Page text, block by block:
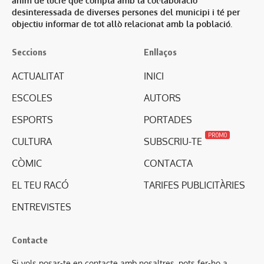
desinteressada de diverses persones del municipi i té per
objectiu informar de tot allò relacionat amb la població.
Seccions
ACTUALITAT
ESCOLES
ESPORTS
CULTURA
CÒMIC
EL TEU RACÓ
ENTREVISTES
Enllaços
INICI
AUTORS
PORTADES
SUBSCRIU-TE
PROMO
CONTACTA
TARIFES PUBLICITÀRIES
Contacte